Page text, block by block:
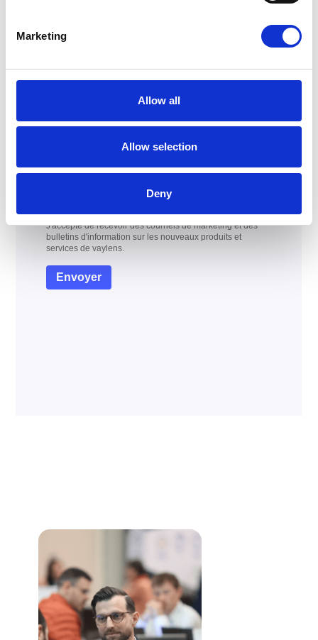
Marketing
Allow all
Allow selection
Deny